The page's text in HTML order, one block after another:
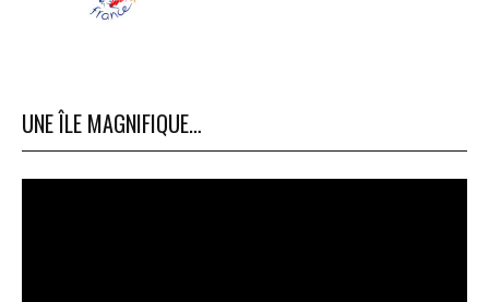
UNE ÎLE MAGNIFIQUE…